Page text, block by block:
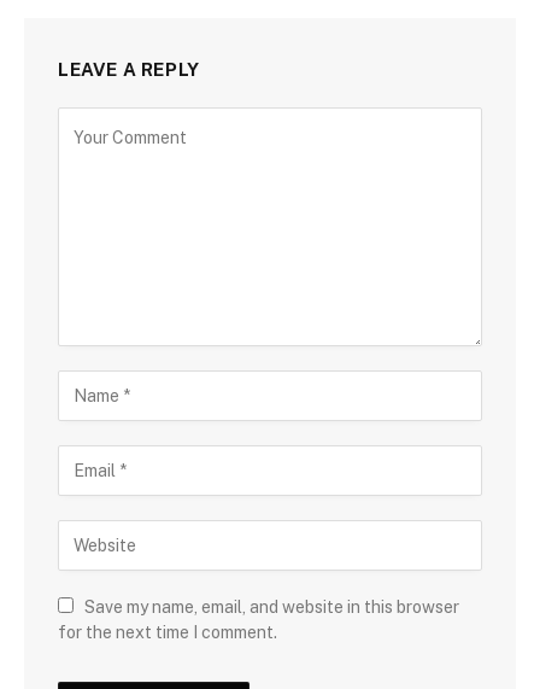
LEAVE A REPLY
Save my name, email, and website in this browser
for the next time I comment.